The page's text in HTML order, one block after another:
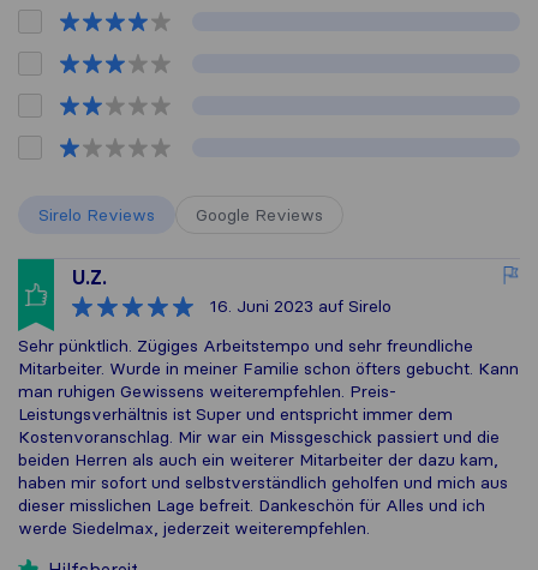
Sirelo Reviews Google Reviews
U.Z.
16. Juni 2023 auf Sirelo
Sehr pünktlich. Zügiges Arbeitstempo und sehr freundliche
Mitarbeiter. Wurde in meiner Familie schon öfters gebucht. Kann
man ruhigen Gewissens weiterempfehlen. Preis-
Leistungsverhältnis ist Super und entspricht immer dem
Kostenvoranschlag. Mir war ein Missgeschick passiert und die
beiden Herren als auch ein weiterer Mitarbeiter der dazu kam,
haben mir sofort und selbstverständlich geholfen und mich aus
dieser misslichen Lage befreit. Dankeschön für Alles und ich
werde Siedelmax, jederzeit weiterempfehlen.